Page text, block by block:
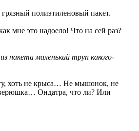
полиэтиленовый пакет.
мне это надоело! Что на сей раз?
пакета маленький труп какого-
хоть не крыса… Не мышонок, не
Ондатра, что ли? Или